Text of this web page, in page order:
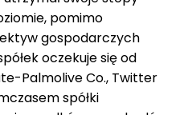
pomimo
gospodarczych
oczekuje się od
Palmolive Co., Twitter
spółki